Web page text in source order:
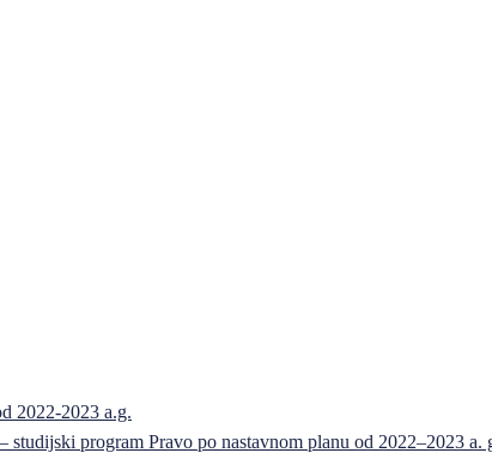
2022-2023 a.g.
studijski program Pravo po nastavnom planu od 2022–2023 a.